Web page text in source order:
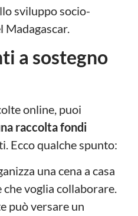
sviluppo socio-
Madagascar.
a sostegno
online, puoi
raccolta fondi
Ecco qualche spunto:
una cena a casa
voglia collaborare.
può versare un